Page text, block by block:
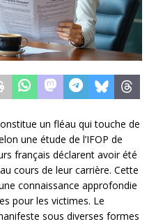
un fléau qui touche de
une étude de l’IFOP de
français déclarent avoir été
cours de leur carrière. Cette
connaissance approfondie
pour les victimes. Le
sous diverses formes